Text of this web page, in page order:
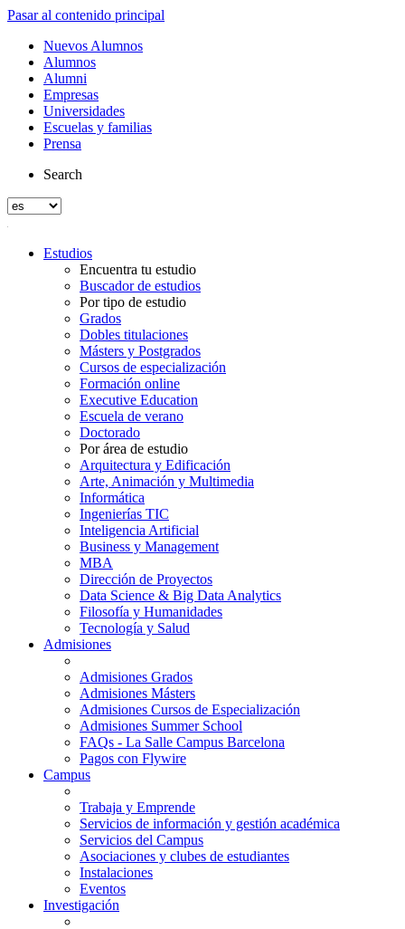
Pasar al contenido principal
Nuevos Alumnos
Alumnos
Alumni
Empresas
Universidades
Escuelas y familias
Prensa
Search
Estudios
Encuentra tu estudio
Buscador de estudios
Por tipo de estudio
Grados
Dobles titulaciones
Másters y Postgrados
Cursos de especialización
Formación online
Executive Education
Escuela de verano
Doctorado
Por área de estudio
Arquitectura y Edificación
Arte, Animación y Multimedia
Informática
Ingenierías TIC
Inteligencia Artificial
Business y Management
MBA
Dirección de Proyectos
Data Science & Big Data Analytics
Filosofía y Humanidades
Tecnología y Salud
Admisiones
Admisiones Grados
Admisiones Másters
Admisiones Cursos de Especialización
Admisiones Summer School
FAQs - La Salle Campus Barcelona
Pagos con Flywire
Campus
Trabaja y Emprende
Servicios de información y gestión académica
Servicios del Campus
Asociaciones y clubes de estudiantes
Instalaciones
Eventos
Investigación